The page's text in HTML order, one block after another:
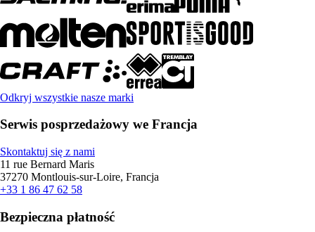
Odkryj wszystkie nasze marki
Serwis posprzedażowy we Francja
Skontaktuj się z nami
11 rue Bernard Maris
37270 Montlouis-sur-Loire, Francja
+33 1 86 47 62 58
Bezpieczna płatność